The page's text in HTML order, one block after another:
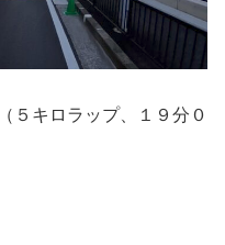
５キロラップ、１９分０